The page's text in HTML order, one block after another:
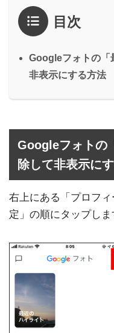
目次
Googleフォトの「
非表示にする方法
Googleフォトの
除して非表示に
右上にある「プロフ
定」の順にタップしま